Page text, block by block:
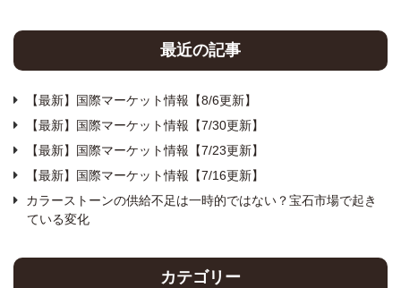
最近の記事
【最新】国際マーケット情報【8/6更新】
【最新】国際マーケット情報【7/30更新】
【最新】国際マーケット情報【7/23更新】
【最新】国際マーケット情報【7/16更新】
カラーストーンの供給不足は一時的ではない？宝石市場で起き
ている変化
カテゴリー